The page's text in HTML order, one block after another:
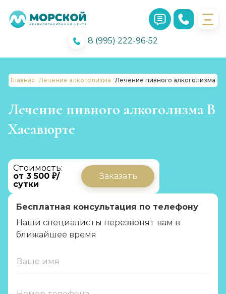
8 (995) 222-96-52
Главная Лечение алкоголизма Лечение пивного алкоголизма
Лечение пивного алкоголизма В
Хасавюрте
Стоимость:
от 3 500 ₽/
сутки
Заказать
Бесплатная консультация по телефону
Наши специалисты перезвонят вам в
ближайшее время